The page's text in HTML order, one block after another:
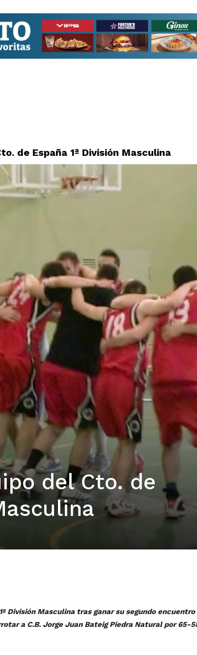
de España 1ª División Masculina
del Cto. de
División Masculina tras ganar su segundo
a C.B. Jorge Juan Bateig Piedra Natural por 65-